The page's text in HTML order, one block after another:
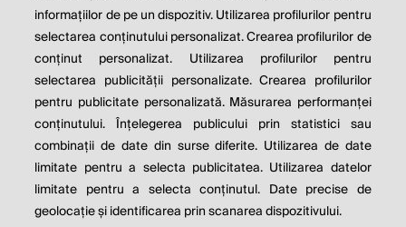
este parte a
informațiilor de pe un dispozitiv. Utilizarea profilurilor pentru
selectarea conținutului personalizat. Crearea profilurilor de
conținut personalizat. Utilizarea profilurilor pentru
selectarea publicității personalizate. Crearea profilurilor
pentru publicitate personalizată. Măsurarea performanței
conținutului. Înțelegerea publicului prin statistici sau
combinații de date din surse diferite. Utilizarea de date
limitate pentru a selecta publicitatea. Utilizarea datelor
limitate pentru a selecta conținutul. Date precise de
geolocație și identificarea prin scanarea dispozitivului.